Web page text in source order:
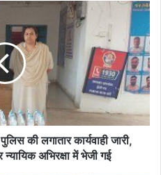
की लगातार कार्यवाही जारी,
न्यायिक अभिरक्षा में भेजी गई